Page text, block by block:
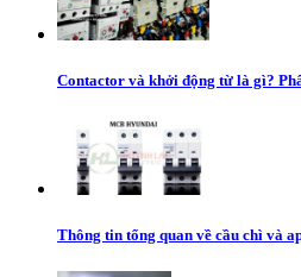
Contactor và khởi động từ là gì?
Thông tin tổng quan về cầu chì và